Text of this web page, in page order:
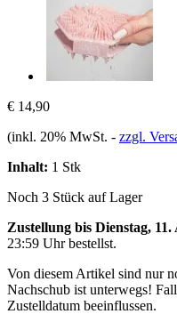
€ 14,90
(inkl. 20% MwSt. - zzgl.
Inhalt: 1 Stk
Noch 3 Stück auf Lager
Zustellung bis Dienstag, 11.
23:59 Uhrbestellst.
Von diesem Artikel sind nur
Nachschub ist unterwegs!
Zustelldatum beeinflussen.